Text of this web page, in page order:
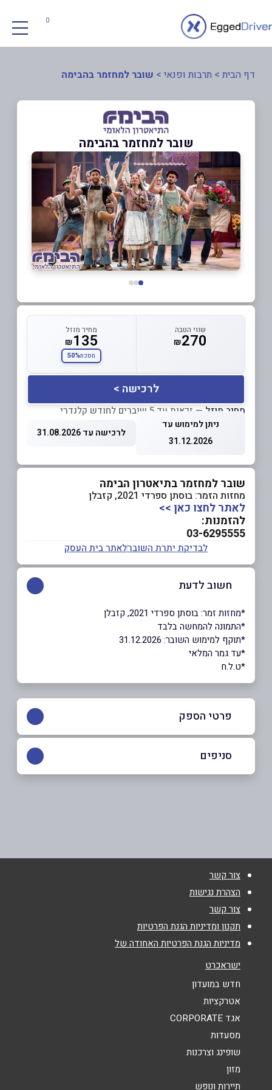
0
דף הבית > תרבות ופנאי > שובר למחזמר בהבימה
שובר למחזמר בהבימה
שווי הטבה
₪270
מחיר מוזל
₪135
חסכת50%
לרכישה >
מחיר מוזל — זכאות עד 5 שוברים לחודש קלנדרי
ניתן למימוש עד
31.12.2026
לרכישה עד 31.08.2026
שובר למחזמר בתיאטרון הבימה
מחזות הזמר: בוסתן ספרדי 2021, קזבלן
לאתר לחצו כאן >>
להזמנות:
03-6295555
לבדיקת יתרת השוברלאתר בית העסק
חשוב לדעת
*מחזות זמר: בוסתן ספרדי 2021, קזבלן
*התמונה להמחשה בלבד
*תוקף למימוש השובר: 31.12.2026
*עד גמר המלאי
*ט.ל.ח
פרטי הספק
באתר
טלפון*
אימייל
אנא חזרו אלי בקשר ל...
הודעה
סניפים
צור קשר
הצהרת נגישות
צור קשר
תקנון ומדיניות הגנת הפרטיות
מדיניות הגנת הפרטיות האחודה של
ישראכרט
חדש במועדון
אטרקציות
אגד CORPORATE
מסעדות
שופינג וצרכנות
מזון
תיירות ונופש